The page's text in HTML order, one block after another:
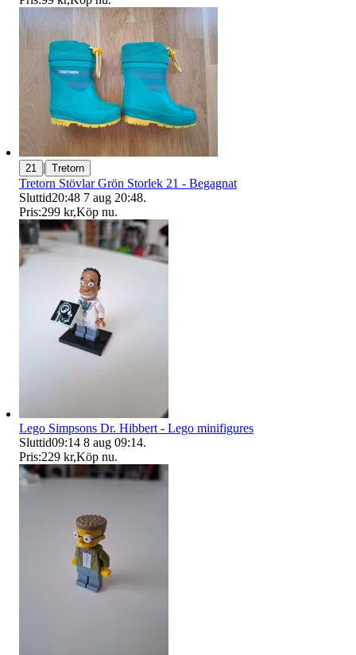
21 | Tretorn
Tretorn Stövlar Grön Storlek 21 - Begagnat
Sluttid20:48 7 aug 20:48.
Pris:299 kr,Köp nu.
Lego Simpsons Dr. Hibbert - Lego minifigures
Sluttid09:14 8 aug 09:14.
Pris:229 kr,Köp nu.